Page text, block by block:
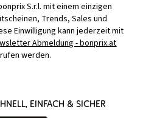
S.r.l. mit einem einzigen
Trends, Sales und
Einwilligung kann jederzeit mit
Abmeldung - bonprix.at
werden.
einfach & sicher